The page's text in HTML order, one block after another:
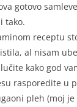
gotovo
tako.
receptu
al nisam
kako god
rasporedite u
pleh (moj je